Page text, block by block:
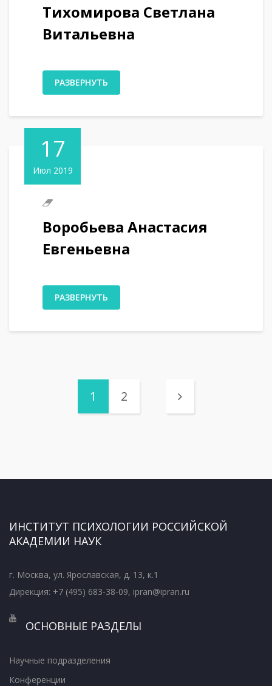
Тихомирова Светлана
Витальевна
РАЗВЕРНУТЬ
17
Июл 2019
Воробьева Анастасия
Евгеньевна
РАЗВЕРНУТЬ
1 2
ИНСТИТУТ ПСИХОЛОГИИ РОССИЙСКОЙ
АКАДЕМИИ НАУК
г. Москва, ул. Ярославская, д. 13, к.1
Дирекция: +7 (495) 683-38-09, ipran@ipran.ru
ОСНОВНЫЕ РАЗДЕЛЫ
Научные подразделения
Конференции